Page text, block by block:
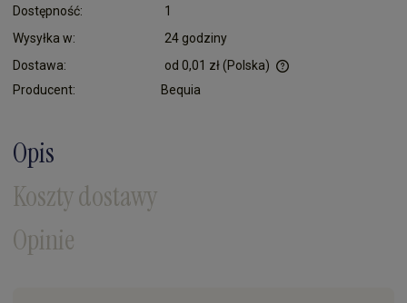
Dostępność:
1
Wysyłka w:
24 godziny
Dostawa:
od 0,01 zł(Polska)
Producent: Bequia
Opis
Koszty dostawy
Opinie